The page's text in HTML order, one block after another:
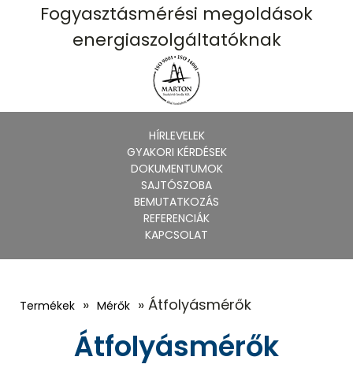
Fogyasztásmérési megoldások
energiaszolgáltatóknak
HÍRLEVELEK
GYAKORI KÉRDÉSEK
DOKUMENTUMOK
SAJTÓSZOBA
BEMUTATKOZÁS
REFERENCIÁK
KAPCSOLAT
Termékek » Mérők » Átfolyásmérők
Átfolyásmérők